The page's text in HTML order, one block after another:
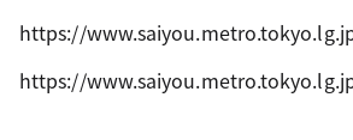
https://
https://